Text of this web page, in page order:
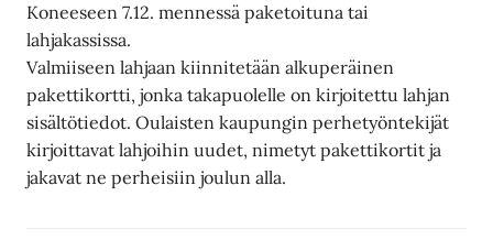
Koneeseen 7.12. mennessä paketoituna tai
lahjakassissa.
Valmiiseen lahjaan kiinnitetään alkuperäinen
pakettikortti, jonka takapuolelle on kirjoitettu lahjan
sisältötiedot. Oulaisten kaupungin perhetyöntekijät
kirjoittavat lahjoihin uudet, nimetyt pakettikortit ja
jakavat ne perheisiin joulun alla.